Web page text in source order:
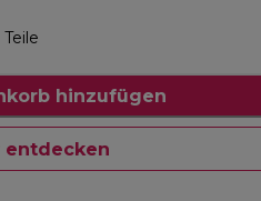
hinzufügen
entdecken